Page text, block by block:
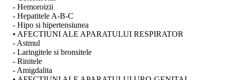
- Hemoroizii
- Hepatitele A-B-C
- Hipo si hipertensiunea
• AFECTIUNI ALE APARATULUI RESPIRATOR
- Astmul
- Laringitele si bronsitele
- Rinitele
- Amigdalita